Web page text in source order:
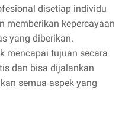
disetiap individu
memberikan kepercayaan
yang diberikan.
mencapai tujuan secara
dan bisa dijalankan
semua aspek yang